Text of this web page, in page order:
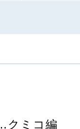
クミコ編